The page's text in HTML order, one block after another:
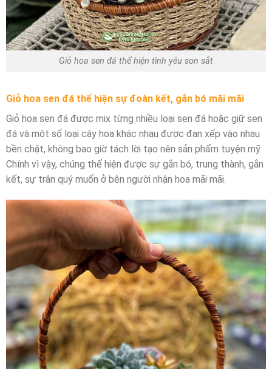
Giỏ hoa sen đá thể hiện tình yêu son sắt
Giỏ hoa sen đá thể hiện sự đoàn kết, gắn bó mãi mãi
Giỏ hoa sen đá được mix từng nhiều loại sen đá hoặc giữ sen
đá và một số loại cây hoa khác nhau được đan xếp vào nhau
bền chặt, không bao giờ tách lời tạo nên sản phẩm tuyện mỹ.
Chính vì vậy, chúng thể hiện được sự gắn bó, trung thành, gắn
kết, sự trân quý muốn ở bên người nhận hoa mãi mãi.